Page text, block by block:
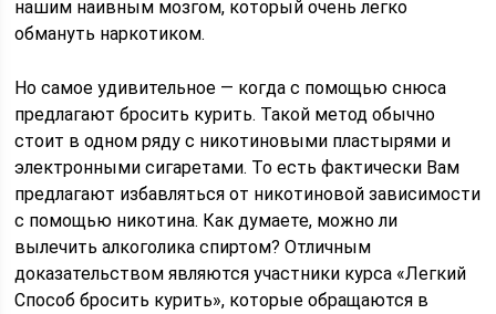
нашим наивным мозгом, который очень легко
обмануть наркотиком.
Но самое удивительное — когда с помощью снюса
предлагают бросить курить. Такой метод обычно
стоит в одном ряду с никотиновыми пластырями и
электронными сигаретами. То есть фактически Вам
предлагают избавляться от никотиновой зависимости
с помощью никотина. Как думаете, можно ли
вылечить алкоголика спиртом? Отличным
доказательством являются участники курса «Легкий
Способ бросить курить», которые обращаются в